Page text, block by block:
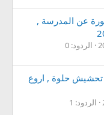
عن المدرسة ,
الردود: 0
حلوة , اروع
الردود: 1